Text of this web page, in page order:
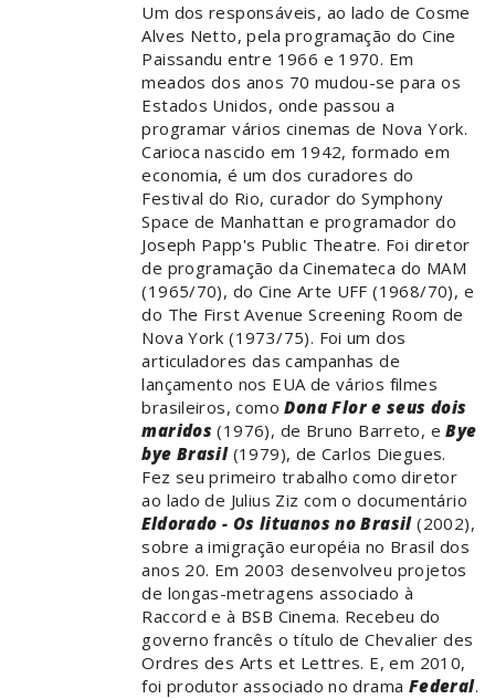
Um dos responsáveis, ao lado de Cosme
Alves Netto, pela programação do Cine
Paissandu entre 1966 e 1970. Em
meados dos anos 70 mudou-se para os
Estados Unidos, onde passou a
programar vários cinemas de Nova York.
Carioca nascido em 1942, formado em
economia, é um dos curadores do
Festival do Rio, curador do Symphony
Space de Manhattan e programador do
Joseph Papp's Public Theatre. Foi diretor
de programação da Cinemateca do MAM
(1965/70), do Cine Arte UFF (1968/70), e
do The First Avenue Screening Room de
Nova York (1973/75). Foi um dos
articuladores das campanhas de
lançamento nos EUA de vários filmes
brasileiros, comoDona Flor e seus dois
maridos (1976), de Bruno Barreto, eBye
bye Brasil(1979), de Carlos Diegues.
Fez seu primeiro trabalho como diretor
ao lado de Julius Ziz com o documentário
Eldorado - Os lituanos no Brasil(2002),
sobre a imigração européia no Brasil dos
anos 20. Em 2003 desenvolveu projetos
de longas-metragens associado à
Raccord e à BSB Cinema. Recebeu do
governo francês o título de Chevalier des
Ordres des Arts et Lettres. E, em 2010,
foi produtor associado no drama Federal.